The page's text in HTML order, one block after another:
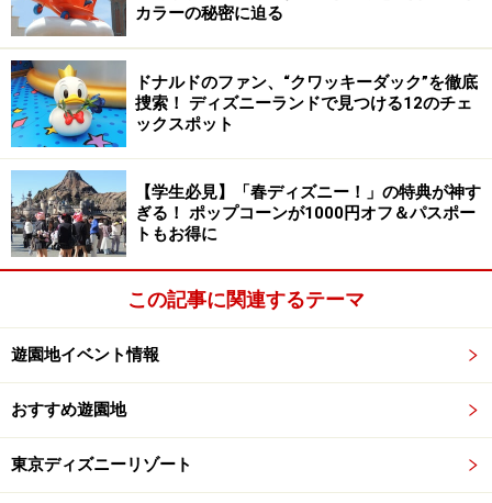
◎アクアリゾートルネスかなざわ
わってどんなトコ？」より）
◎スパリゾートハワイアンズ、ガトーキングダム サッポ
ロ フェアリー・フォンテーヌ、スパワールド世界の大温
泉（記事「春休みは屋内ウォーターパークへ」）
◎夏休みの次なる予定は？ All Aboutガイドの記事を参
考に今年の夏休みプランを立ててみては！夏休み旅行&
イベント
カラーの秘密に迫る
ドナルドのファン、“クワッキーダック”を徹底
捜索！ ディズニーランドで見つける12のチェ
ックスポット
【学生必見】「春ディズニー！」の特典が神す
ぎる！ ポップコーンが1000円オフ＆パスポー
トもお得に
この記事に関連するテーマ
遊園地イベント情報
おすすめ遊園地
東京ディズニーリゾート